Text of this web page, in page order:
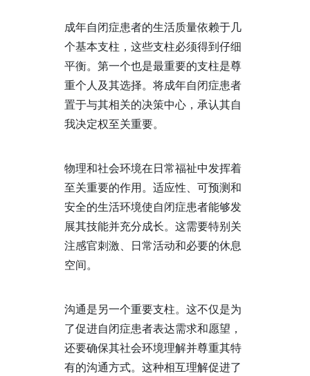
成年自闭症患者的生活质量依赖于几
个基本支柱，这些支柱必须得到仔细
平衡。第一个也是最重要的支柱是尊
重个人及其选择。将成年自闭症患者
置于与其相关的决策中心，承认其自
我决定权至关重要。
物理和社会环境在日常福祉中发挥着
至关重要的作用。适应性、可预测和
安全的生活环境使自闭症患者能够发
展其技能并充分成长。这需要特别关
注感官刺激、日常活动和必要的休息
空间。
沟通是另一个重要支柱。这不仅是为
了促进自闭症患者表达需求和愿望，
还要确保其社会环境理解并尊重其特
有的沟通方式。这种相互理解促进了